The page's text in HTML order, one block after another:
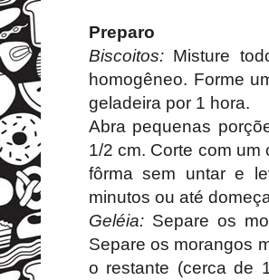
Preparo
Biscoitos: Misture
homogêneo. Forme
geladeira por 1 hora.
Abra pequenas
1/2 cm. Corte com
fôrma sem untar e
minutos ou até
Geléia: Separe os
Separe os morangos
o restante (cerca de